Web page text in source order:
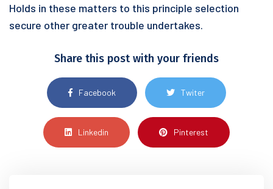
Holds in these matters to this principle selection
secure other greater trouble undertakes.
Share this post with your friends
Facebook Twiter
Linkedin Pinterest